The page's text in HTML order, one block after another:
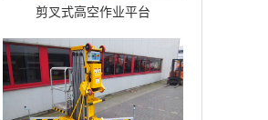
剪叉式高空作业平台
Compact12